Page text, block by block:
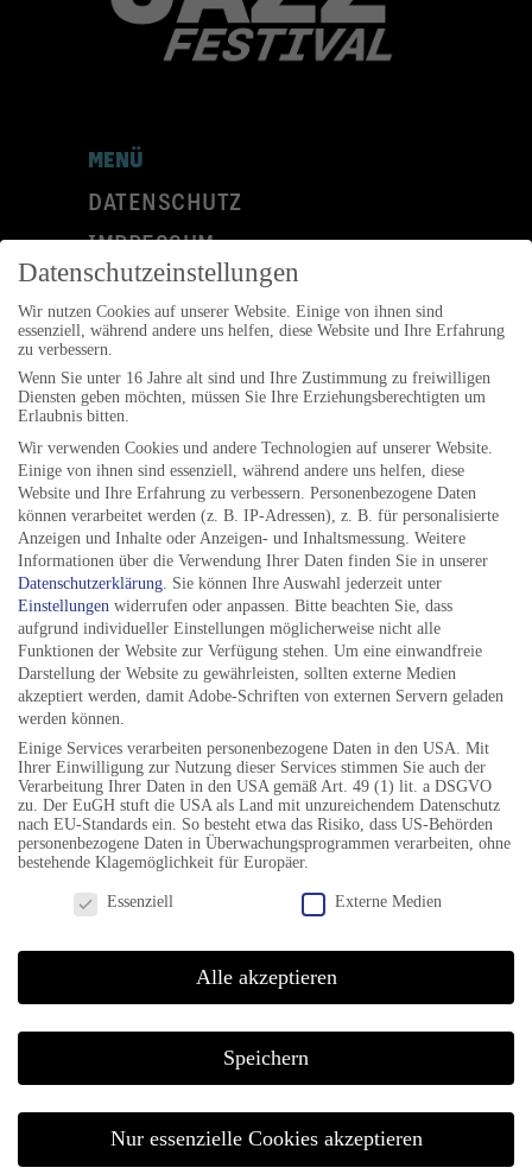
MENÜ
DATENSCHUTZ
IMPRESSUM
KONTAKT
Folgen Sie uns auf:
ANSCHRIFT
Jazzfestival Göttingen e.V.
Postfach 2309
37013 Göttingen
BÜROZEITEN
Do 17-19 Uhr
Fr 10-12 Uhr
TELEFON & FAX
info@jazzfestival-goettingen.de
Datenschutzeinstellungen
Wir nutzen Cookies auf unserer Website. Einige von ihnen sind
essenziell, während andere uns helfen, diese Website und Ihre Erfahrung
zu verbessern.
Wenn Sie unter 16 Jahre alt sind und Ihre Zustimmung zu freiwilligen
Diensten geben möchten, müssen Sie Ihre Erziehungsberechtigten um
Erlaubnis bitten.
Wir verwenden Cookies und andere Technologien auf unserer Website.
Einige von ihnen sind essenziell, während andere uns helfen, diese
Website und Ihre Erfahrung zu verbessern. Personenbezogene Daten
können verarbeitet werden (z. B. IP-Adressen), z. B. für personalisierte
Anzeigen und Inhalte oder Anzeigen- und Inhaltsmessung. Weitere
Informationen über die Verwendung Ihrer Daten finden Sie in unserer
Datenschutzerklärung Sie können Ihre Auswahl jederzeit unter
Einstellungen widerrufen oder anpassen. Bitte beachten Sie, dass
aufgrund individueller Einstellungen möglicherweise nicht alle
Funktionen der Website zur Verfügung stehen. Um eine einwandfreie
Darstellung der Website zu gewährleisten, sollten externe Medien
akzeptiert werden, damit Adobe-Schriften von externen Servern geladen
werden können.
Einige Services verarbeiten personenbezogene Daten in den USA. Mit
Ihrer Einwilligung zur Nutzung dieser Services stimmen Sie auch der
Verarbeitung Ihrer Daten in den USA gemäß Art. 49 (1) lit. a DSGVO
zu. Der EuGH stuft die USA als Land mit unzureichendem Datenschutz
nach EU-Standards ein. So besteht etwa das Risiko, dass US-Behörden
personenbezogene Daten in Überwachungsprogrammen verarbeiten, ohne
bestehende Klagemöglichkeit für Europäer.
Datenschutzeinstellungen
Essenziell Externe Medien
Alle akzeptieren
Speichern
Nur essenzielle Cookies akzeptieren